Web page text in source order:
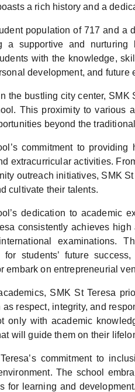
a rich history and a
population of 717 and a
a supportive and nurturing
with the knowledge,
development, and future
the bustling city center, SMK
This proximity to various
beyond the
commitment to
extracurricular activities.
outreach initiatives, SMK
cultivate their talents.
dedication to academic
consistently achieves
examinations.
for students’ future
embark on entrepreneurial
SMK St Teresa
as respect, integrity, and
only with academic
will guide them on their
commitment to
The school
for learning and